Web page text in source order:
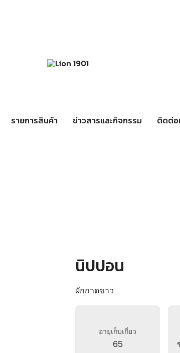
รายการสินค้า ข่าวสารและกิจกรรม ติดต่อ
นิปปอน
ผักกาดขาว
อายุเก็บเกี่ยว
65